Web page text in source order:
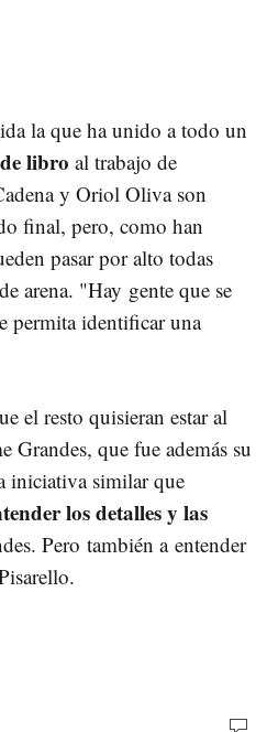
la que ha unido a todo un
libro al trabajo de
y Oriol Oliva son
final, pero, como han
pasar por alto todas
arena. "Hay gente que se
permita identificar una
el resto quisieran estar al
Grandes, que fue además su
iniciativa similar que
los detalles y las
Pero también a entender